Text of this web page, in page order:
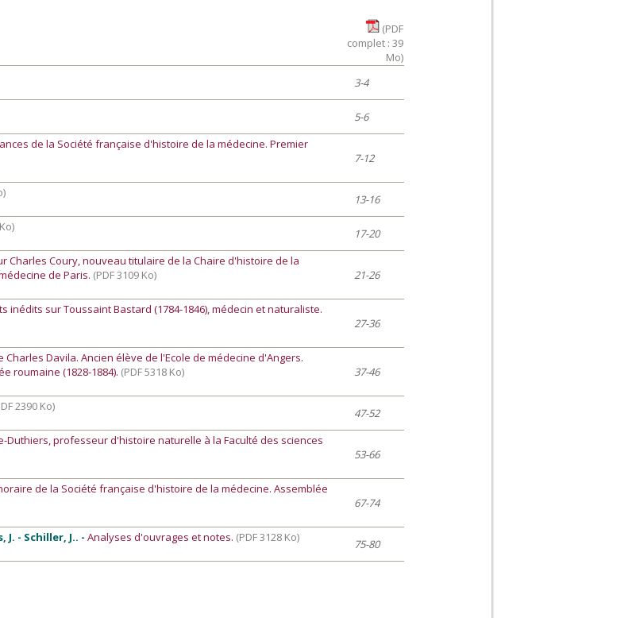
(PDF
complet : 39
Mo)
3-4
5-6
de la Société française d'histoire de la médecine. Premier
7-12
13-16
17-20
Charles Coury, nouveau titulaire de la Chaire d'histoire de la
de Paris. (PDF 3109 Ko)
21-26
inédits sur Toussaint Bastard (1784-1846), médecin et naturaliste.
27-36
Charles Davila. Ancien élève de l'Ecole de médecine d'Angers.
roumaine (1828-1884). (PDF 5318 Ko)
37-46
2390 Ko)
47-52
Duthiers, professeur d'histoire naturelle à la Faculté des sciences
53-66
de la Société française d'histoire de la médecine. Assemblée
67-74
J. - Schiller, J.. -Analyses d'ouvrages et notes. (PDF 3128 Ko)
75-80